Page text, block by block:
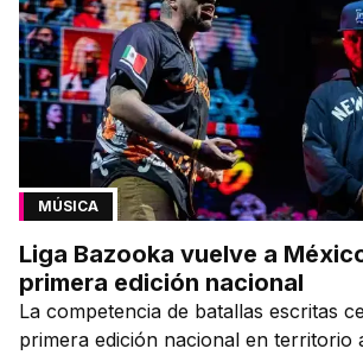
MÚSICA
Liga Bazooka vuelve a
primera edición nacional
La competencia de batallas escritas
primera edición nacional en territorio